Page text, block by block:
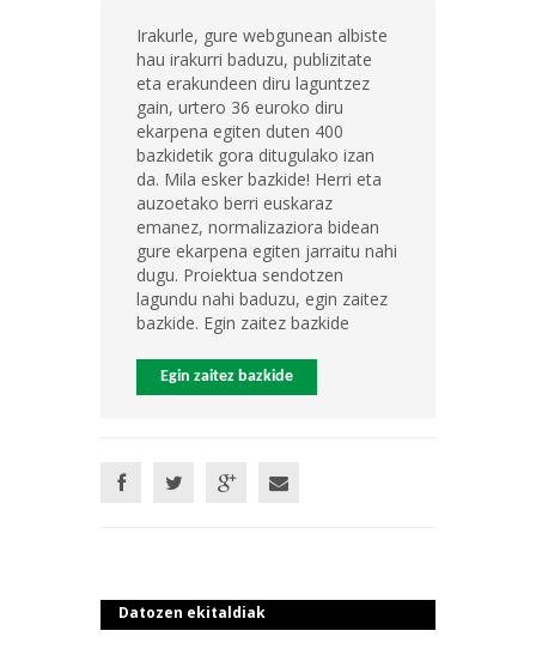
Irakurle, gure webgunean albiste
hau irakurri baduzu, publizitate
eta erakundeen diru laguntzez
gain, urtero 36 euroko diru
ekarpena egiten duten 400
bazkidetik gora ditugulako izan
da. Mila esker bazkide! Herri eta
auzoetako berri euskaraz
emanez, normalizaziora bidean
gure ekarpena egiten jarraitu nahi
dugu. Proiektua sendotzen
lagundu nahi baduzu, egin zaitez
bazkide. Egin zaitez bazkide
Egin zaitez bazkide
Datozen ekitaldiak